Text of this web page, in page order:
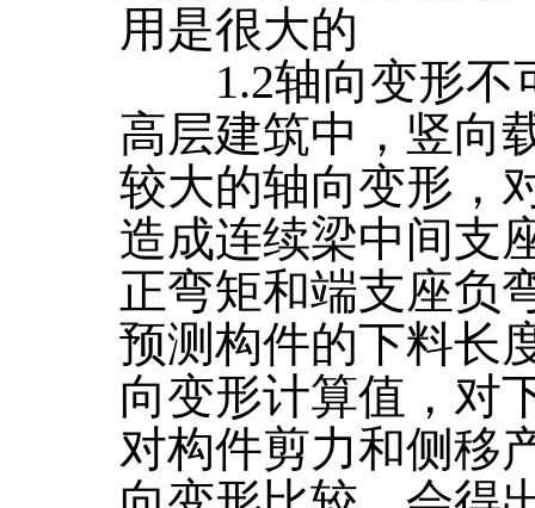
用是很大的
1.2轴向变形不
高层建筑中，竖向
较大的轴向变形，
造成连续梁中间支
正弯矩和端支座负
预测构件的下料长
向变形计算值，对
对构件剪力和侧移